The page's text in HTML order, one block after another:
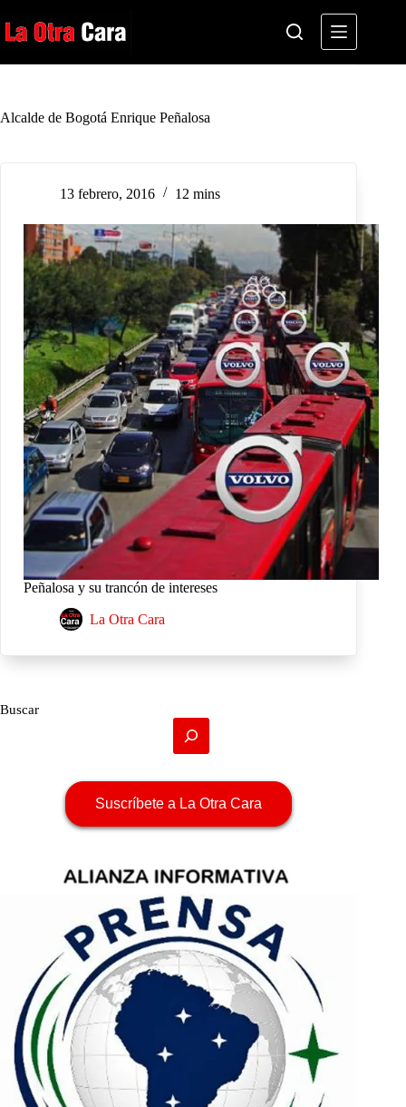
al
contenido
Alcalde de Bogotá Enrique Peñalosa
13 febrero, 2016 12 mins
Peñalosa y su trancón de intereses
La Otra Cara
Buscar
Suscríbete a La Otra Cara